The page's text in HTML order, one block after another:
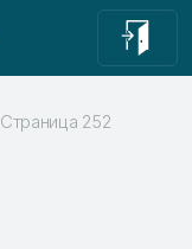
Страница 252